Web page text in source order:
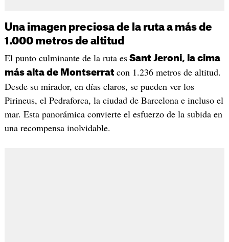
Una imagen preciosa de la ruta a más de
1.000 metros de altitud
El punto culminante de la ruta esSant Jeroni, la cima
más alta de Montserrat con 1.236 metros de altitud.
Desde su mirador, en días claros, se pueden ver los
Pirineus, el Pedraforca, la ciudad de Barcelona e incluso el
mar. Esta panorámica convierte el esfuerzo de la subida en
una recompensa inolvidable.